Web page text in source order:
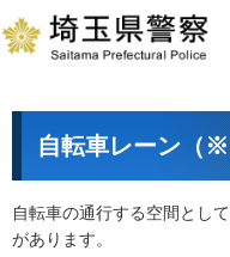
自転車レーン（
自転車の通行する空間とし
があります。